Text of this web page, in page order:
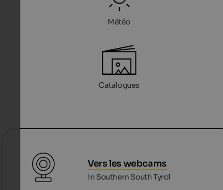
Météo
Catalogues
Vers les webcams
in Southern South Tyrol